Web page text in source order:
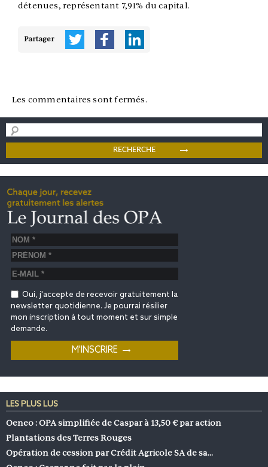
détenues, représentant 7,91% du capital.
Partager
Les commentaires sont fermés.
Oui, j'accepte de recevoir gratuitement la
newsletter quotidienne. Je pourrai résilier
mon inscription à tout moment et sur simple
demande.
LES PLUS LUS
Oeneo : OPA simplifiée de Caspar à 13,50 € par action
Plantations des Terres Rouges
Opération de cession par Crédit Agricole SA de sa…